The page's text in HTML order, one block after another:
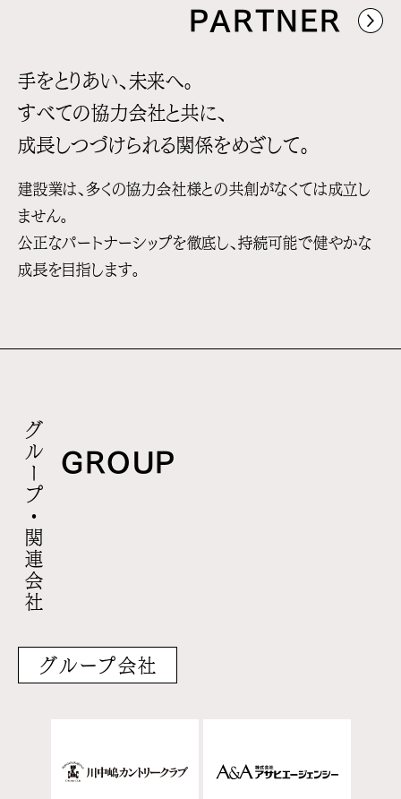
PARTNER
手をとりあい、未来へ。
すべての協力会社と共に、
成長しつづけられる 関係をめざして。
建設業は、多くの協力会社様との共創がなくては成立し
ません。
公正なパートナーシップを徹底し、持続可能で健やかな
成長を目指します。
グループ・関連会社 GROUP
グループ会社